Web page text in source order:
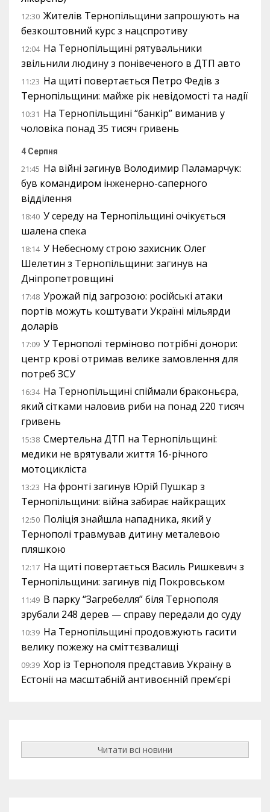
12:30 Жителів Тернопільщини запрошують на
безкоштовний курс з нацспротиву
12:04 На Тернопільщині рятувальники
звільнили людину з понівеченого в ДТП авто
11:23 На щиті повертається Петро Федів з
Тернопільщини: майже рік невідомості та надії
10:31 На Тернопільщині “банкір” виманив у
чоловіка понад 35 тисяч гривень
4 Серпня
21:45 На війні загинув Володимир Паламарчук:
був командиром інженерно-саперного
відділення
18:40 У середу на Тернопільщині очікується
шалена спека
18:14 У Небесному строю захисник Олег
Шелетин з Тернопільщини: загинув на
Дніпропетровщині
17:48 Урожай під загрозою: російські атаки
портів можуть коштувати Україні мільярди
доларів
17:09 У Тернополі терміново потрібні донори:
центр крові отримав велике замовлення для
потреб ЗСУ
16:34 На Тернопільщині спіймали браконьєра,
який сітками наловив риби на понад 220 тисяч
гривень
15:38 Смертельна ДТП на Тернопільщині:
медики не врятували життя 16-річного
мотоцикліста
13:23 На фронті загинув Юрій Пушкар з
Тернопільщини: війна забирає найкращих
12:50 Поліція знайшла нападника, який у
Тернополі травмував дитину металевою
пляшкою
12:17 На щиті повертається Василь Ришкевич з
Тернопільщини: загинув під Покровськом
11:49 В парку “Загребелля” біля Тернополя
зрубали 248 дерев — справу передали до суду
10:39 На Тернопільщині продовжують гасити
велику пожежу на сміттєзвалищі
09:39 Хор із Тернополя представив Україну в
Естонії на масштабній антивоєнній прем’єрі
Читати всі новини